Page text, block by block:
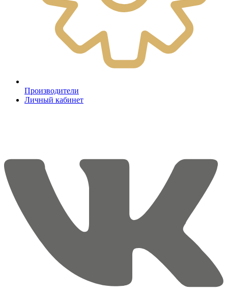
Производители
Личный кабинет